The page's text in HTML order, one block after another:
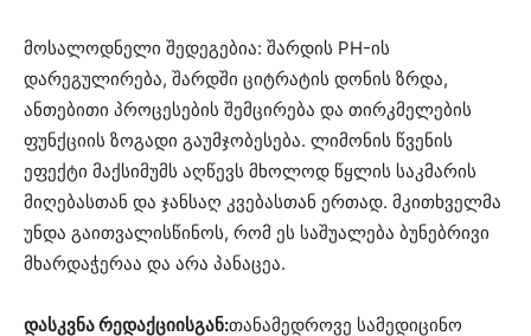
მოსალოდნელი შედეგებია: შარდის PH-ის
დარეგულირება, შარდში ციტრატის დონის ზრდა,
ანთებითი პროცესების შემცირება და თირკმელების
ფუნქციის ზოგადი გაუმჯობესება. ლიმონის წვენის
ეფექტი მაქსიმუმს აღწევს მხოლოდ წყლის საკმარის
მიღებასთან და ჯანსაღ კვებასთან ერთად. მკითხველმა
უნდა გაითვალისწინოს, რომ ეს საშუალება ბუნებრივი
მხარდაჭერაა და არა პანაცეა.
დასკვნა რედაქციისგან:თანამედროვე სამედიცინო